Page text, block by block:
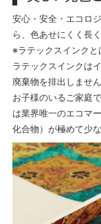
安心・安全・エコロ
ら、色あせにくく長
※ラテックスインクと
ラテックスインクは
廃棄物を排出しませ
お子様のいるご家庭
は業界唯一のエコマ
化合物）が極めて少